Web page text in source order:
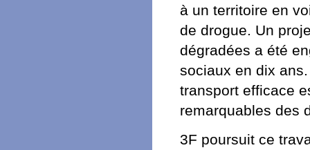
à un territoire en
de drogue. Un
dégradées a été
sociaux en dix
transport efficace
remarquables des
3F poursuit ce